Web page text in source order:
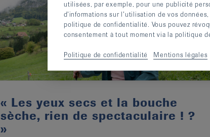
« Les yeux secs et la bouche
sèche, rien de spectaculaire ! ?
»
utilisées, par exemple, pour une publicité
d’informations sur l’utilisation de vos
politique de confidentialité. Vous pouvez
consentement à tout moment via la politique
Politique de confidentialité Mentions légales